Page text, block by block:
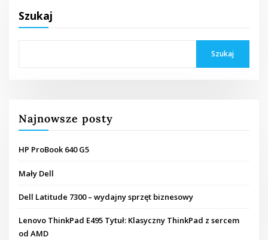
Szukaj
Szukaj
Najnowsze posty
HP ProBook 640 G5
Mały Dell
Dell Latitude 7300 – wydajny sprzęt biznesowy
Lenovo ThinkPad E495 Tytuł: Klasyczny ThinkPad z sercem
od AMD